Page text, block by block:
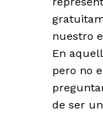
nuestro
En
pero no
de ser